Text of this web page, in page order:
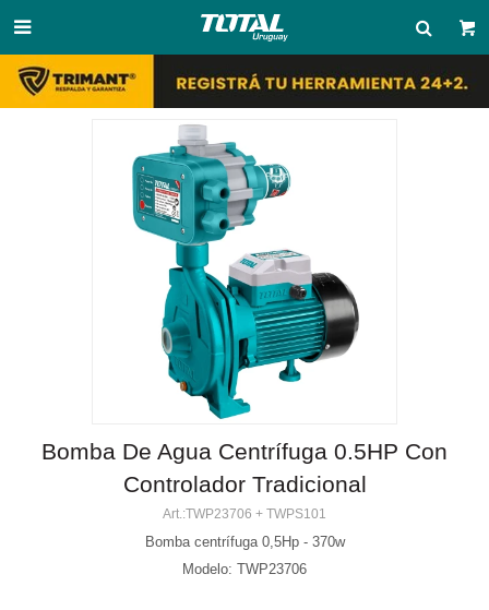

Bomba De Agua Centrífuga 0.5HP Con
Controlador Tradicional
TWP23706 + TWPS101
Bomba centrífuga 0,5Hp - 370w
Modelo: TWP23706